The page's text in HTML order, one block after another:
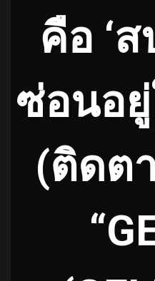
คือ ‘
ซ่อนอยู่
(ติดต